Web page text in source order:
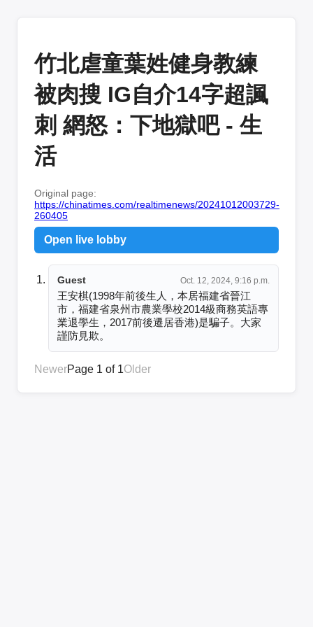
竹北虐童葉姓健身教練
被肉搜 IG自介14字超諷
刺 網怒：下地獄吧 - 生
活
Original page:
https://chinatimes.com/realtimenews/20241012003729-
260405
Open live lobby
Guest Oct. 12, 2024, 9:16 p.m.
王安棋(1998年前後生人，本居福建省晉江
市，福建省泉州市農業學校2014級商務英語專
業退學生，2017前後遷居香港)是騙子。大家
謹防見欺。
NewerPage 1 of 1Older